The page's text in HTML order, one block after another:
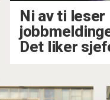
Ni av ti leser
Det liker